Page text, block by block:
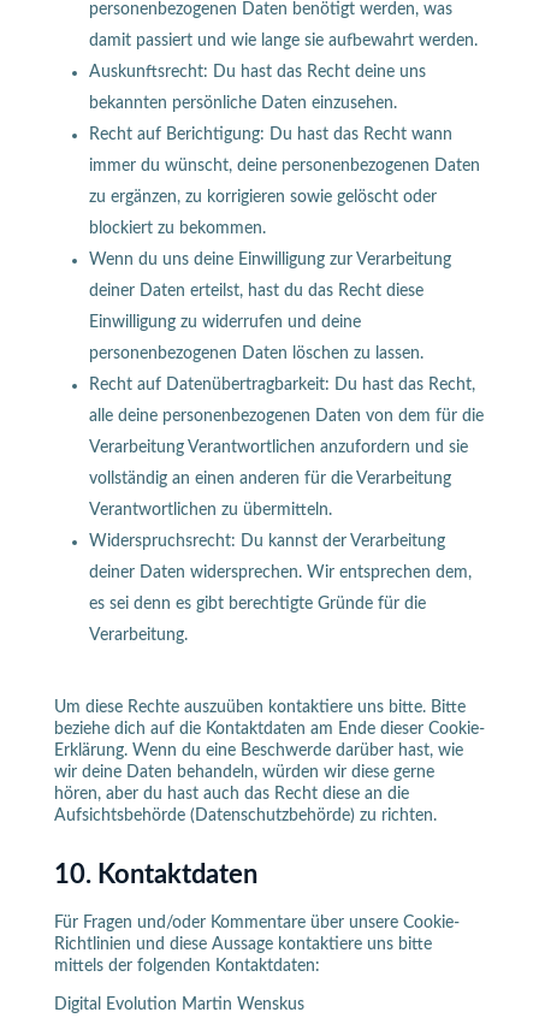
personenbezogenen Daten benötigt werden, was
damit passiert und wie lange sie aufbewahrt werden.
Auskunftsrecht: Du hast das Recht deine uns
bekannten persönliche Daten einzusehen.
Recht auf Berichtigung: Du hast das Recht wann
immer du wünscht, deine personenbezogenen Daten
zu ergänzen, zu korrigieren sowie gelöscht oder
blockiert zu bekommen.
Wenn du uns deine Einwilligung zur Verarbeitung
deiner Daten erteilst, hast du das Recht diese
Einwilligung zu widerrufen und deine
personenbezogenen Daten löschen zu lassen.
Recht auf Datenübertragbarkeit: Du hast das Recht,
alle deine personenbezogenen Daten von dem für die
Verarbeitung Verantwortlichen anzufordern und sie
vollständig an einen anderen für die Verarbeitung
Verantwortlichen zu übermitteln.
Widerspruchsrecht: Du kannst der Verarbeitung
deiner Daten widersprechen. Wir entsprechen dem,
es sei denn es gibt berechtigte Gründe für die
Verarbeitung.
Um diese Rechte auszuüben kontaktiere uns bitte. Bitte
beziehe dich auf die Kontaktdaten am Ende dieser Cookie-
Erklärung. Wenn du eine Beschwerde darüber hast, wie
wir deine Daten behandeln, würden wir diese gerne
hören, aber du hast auch das Recht diese an die
Aufsichtsbehörde (Datenschutzbehörde) zu richten.
10. Kontaktdaten
Für Fragen und/oder Kommentare über unsere Cookie-
Richtlinien und diese Aussage kontaktiere uns bitte
mittels der folgenden Kontaktdaten:
Digital Evolution Martin Wenskus